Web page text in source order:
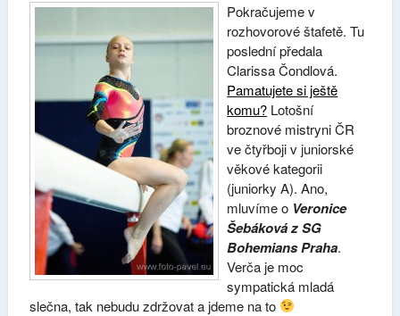
Pokračujeme v
rozhovorové štafetě. Tu
poslední předala
Clarissa Čondlová.
Pamatujete si ještě
komu? Lotošní
broznové mistryni ČR
ve čtyřboji v juniorské
věkové kategorii
(juniorky A). Ano,
mluvíme o Veronice
Šebáková z SG
Bohemians Praha.
Verča je moc
sympatická mladá
slečna, tak nebudu zdržovat a jdeme na to